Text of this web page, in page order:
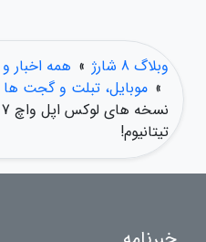
وبلاگ 8 شارژ » همه اخبار
» موبایل، تبلت و گجت ها
تیتانیوم!